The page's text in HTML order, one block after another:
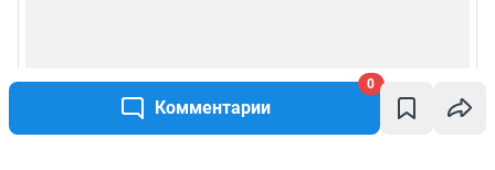
Комментарии
0